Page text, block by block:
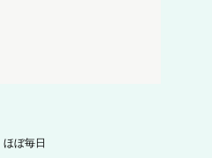
ほぼ毎日